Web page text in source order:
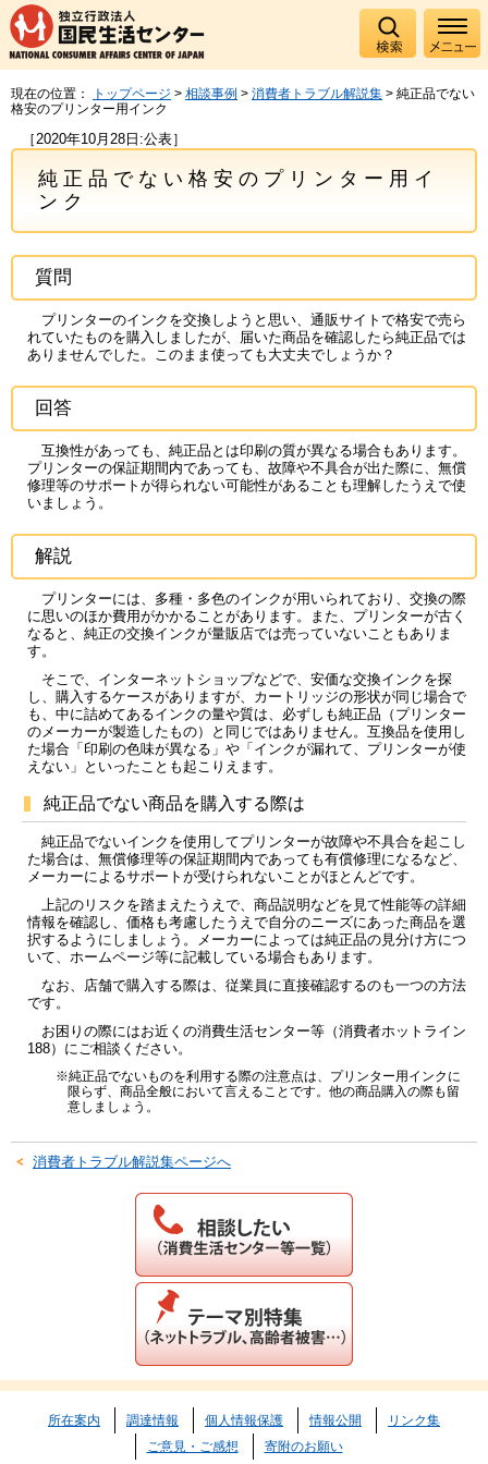
現在の位置： トップページ > 相談事例 > 消費者トラブル解説集 > 純正品でない
格安のプリンター用インク
［2020年10月28日:公表］
純正品でない格安のプリンター用イ
ンク
質問
プリンターのインクを交換しようと思い、通販サイトで格安で売ら
れていたものを購入しましたが、届いた商品を確認したら純正品では
ありませんでした。このまま使っても大丈夫でしょうか？
回答
互換性があっても、純正品とは印刷の質が異なる場合もあります。
プリンターの保証期間内であっても、故障や不具合が出た際に、無償
修理等のサポートが得られない可能性があることも理解したうえで使
いましょう。
解説
プリンターには、多種・多色のインクが用いられており、交換の際
に思いのほか費用がかかることがあります。また、プリンターが古く
なると、純正の交換インクが量販店では売っていないこともありま
す。
そこで、インターネットショップなどで、安価な交換インクを探
し、購入するケースがありますが、カートリッジの形状が同じ場合で
も、中に詰めてあるインクの量や質は、必ずしも純正品（プリンター
のメーカーが製造したもの）と同じではありません。互換品を使用し
た場合「印刷の色味が異なる」や「インクが漏れて、プリンターが使
えない」といったことも起こりえます。
純正品でない商品を購入する際は
純正品でないインクを使用してプリンターが故障や不具合を起こし
た場合は、無償修理等の保証期間内であっても有償修理になるなど、
メーカーによるサポートが受けられないことがほとんどです。
上記のリスクを踏まえたうえで、商品説明などを見て性能等の詳細
情報を確認し、価格も考慮したうえで自分のニーズにあった商品を選
択するようにしましょう。メーカーによっては純正品の見分け方につ
いて、ホームページ等に記載している場合もあります。
なお、店舗で購入する際は、従業員に直接確認するのも一つの方法
です。
お困りの際にはお近くの消費生活センター等（消費者ホットライン
188）にご相談ください。
※純正品でないものを利用する際の注意点は、プリンター用インクに
限らず、商品全般において言えることです。他の商品購入の際も留
意しましょう。
消費者トラブル解説集ページへ
所在案内 調達情報 個人情報保護 情報公開
リンク集
ご意見・ご感想
寄附のお願い